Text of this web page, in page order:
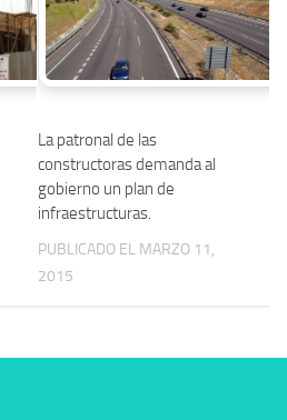
La patronal de las
constructoras demanda al
gobierno un plan de
infraestructuras.
PUBLICADO EL MARZO 11,
2015